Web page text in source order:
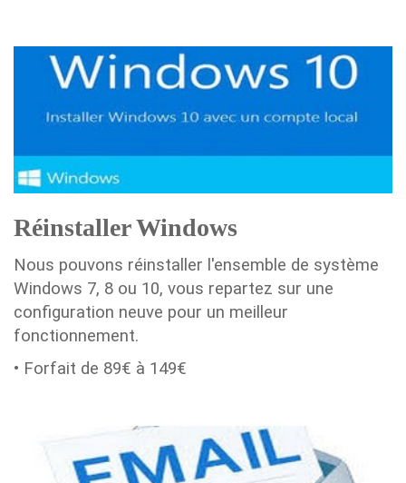
Réinstaller Windows
Nous pouvons réinstaller l'ensemble de système
Windows 7, 8 ou 10, vous repartez sur une
configuration neuve pour un meilleur
fonctionnement.
• Forfait de 89€ à 149€